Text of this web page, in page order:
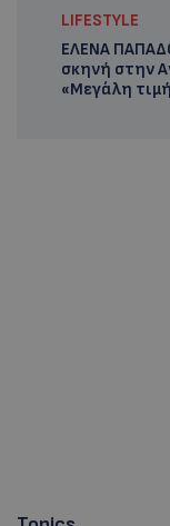
LIFESTYLE
ΕΛΕΝΑ
σκηνή στην
«Μεγάλη